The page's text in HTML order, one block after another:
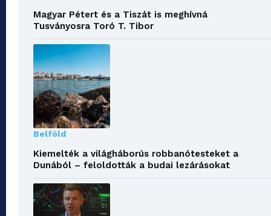
Magyar Pétert és a Tiszát is meghívná
Tusványosra Toró T. Tibor
Belföld
Kiemelték a világháborús robbanótesteket a
Dunából – feloldották a budai lezárásokat